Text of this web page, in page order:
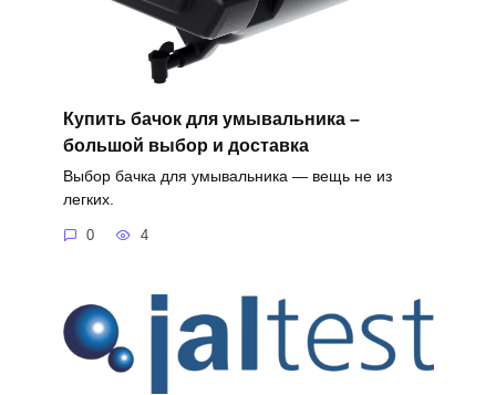
Купить бачок для умывальника –
большой выбор и доставка
Выбор бачка для умывальника — вещь не из
легких.
0 4